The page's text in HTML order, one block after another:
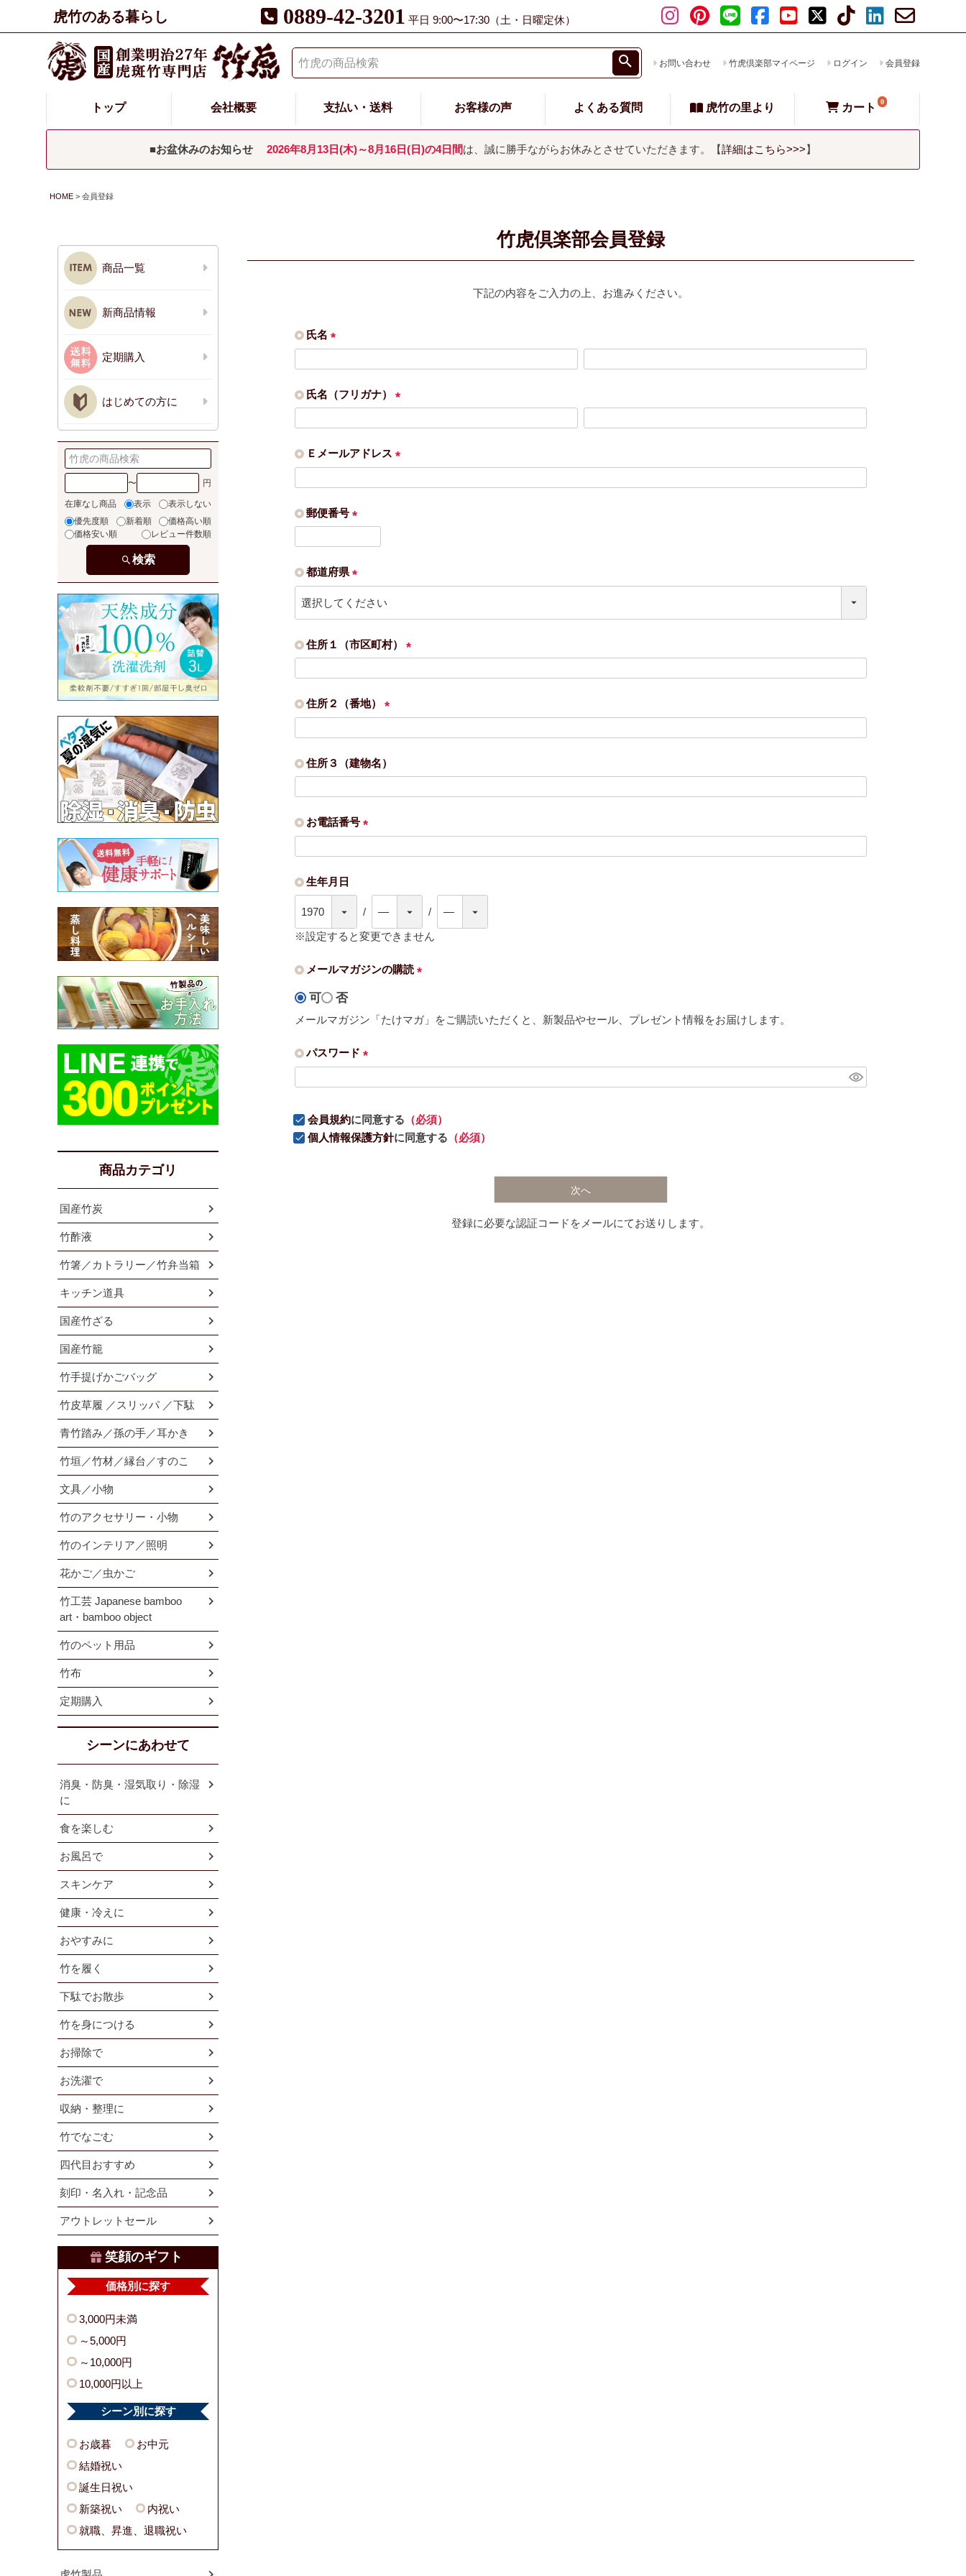
虎竹のある暮らし 0889-42-3201 平日 9:00〜17:30（土・日曜定休）
お問い合わせ 竹虎倶楽部マイページ ログイン 会員登録
トップ 会社概要 支払い・送料 お客様の声 よくある質問 虎竹の里より カート 0
■お盆休みのお知らせ 2026年8月13日(木)～8月16日(日)の4日間は、誠に勝手ながらお休みとさせていただきます。【詳細はこちら>>>】
HOME 会員登録
商品一覧
新商品情報
定期購入
はじめての方に
〜
在庫なし商品 表示
表示しない
優先度順
新着順
価格高い順
価格安い順
レビュー件数順
検索
商品カテゴリ
国産竹炭
竹酢液
竹箸／カトラリー／竹弁当箱
キッチン道具
国産竹ざる
国産竹籠
竹手提げかごバッグ
竹皮草履 ／スリッパ ／下駄
青竹踏み／孫の手／耳かき
竹垣／竹材／縁台／すのこ
文具／小物
竹のアクセサリー・小物
竹のインテリア／照明
花かご／虫かご
竹工芸 Japanese bamboo
art・bamboo object
竹のペット用品
竹布
定期購入
シーンにあわせて
消臭・防臭・湿気取り・除湿
に
食を楽しむ
お風呂で
スキンケア
健康・冷えに
おやすみに
竹を履く
下駄でお散歩
竹を身につける
お掃除で
お洗濯で
収納・整理に
竹でなごむ
四代目おすすめ
刻印・名入れ・記念品
アウトレットセール
笑顔のギフト
価格別に探す
3,000円未満
～5,000円
～10,000円
10,000円以上
シーン別に探す
お歳暮
お中元
結婚祝い
誕生日祝い
新築祝い
内祝い
就職、昇進、退職祝い
竹虎倶楽部会員登録
下記の内容をご入力の上、お進みください。
氏名
必
氏名（フリガナ）
必
Ｅメールアドレス
必
郵便番号
必
都道府県
必
須
)
住所１（市区町村）
必
住所２（番地）
必
)
住所３（建物名）
お電話番号
必
生年月日
※設定すると変更できません
メールマガジンの購読
須
可 否
メールマガジン「たけマガ」をご購読いただくと、新製品やセール、プレゼント情報をお届けします。
パスワード
必
)
会員規約に同意する （必須）
個人情報保護方針に同意する （必須）
次へ
登録に必要な認証コードをメールにてお送りします。